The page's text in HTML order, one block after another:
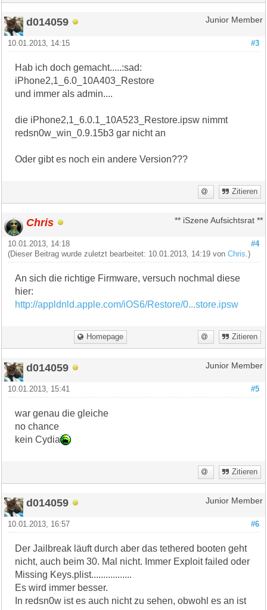
d014059 Junior Member
#3
10.01.2013, 14:15
Hab ich doch gemacht.....:sad:
iPhone2,1_6.0_10A403_Restore
und immer als admin....
die iPhone2,1_6.0.1_10A523_Restore.ipsw nimmt
redsn0w_win_0.9.15b3 gar nicht an
Oder gibt es noch ein andere Version???
Zitieren
Chris ** iSzene Aufsichtsrat **
#4
10.01.2013, 14:18
(Dieser Beitrag wurde zuletzt bearbeitet: 10.01.2013, 14:19 vonChris .)
An sich die richtige Firmware, versuch nochmal diese
hier:
http://appldnld.apple.com/iOS6/Restore/0...store.ipsw
Homepage Zitieren
d014059 Junior Member
#5
10.01.2013, 15:41
war genau die gleiche
no chance
kein Cydia
Zitieren
d014059 Junior Member
#6
10.01.2013, 16:57
Der Jailbreak läuft durch aber das tethered booten geht
nicht, auch beim 30. Mal nicht. Immer Exploit failed oder
Missing Keys.plist.................
Es wird immer besser.
In redsn0w ist es auch nicht zu sehen, obwohl es an ist